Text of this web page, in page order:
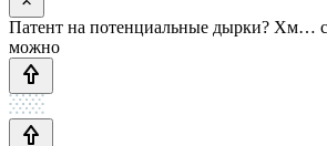
Патент на потенциальные дырки? Хм…
можно